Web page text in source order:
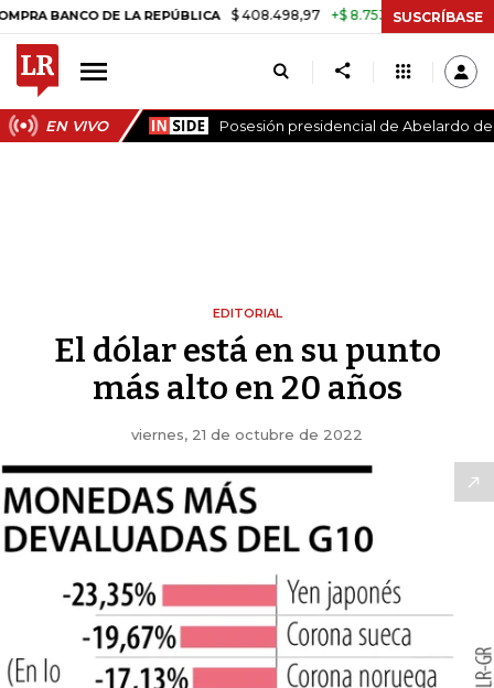
DE LA REPÚBLICA $ 408.498,97 +$ 8.753,81 +2,19% TASA
SUSCRÍBASE
EN VIVO Posesión presidencial de Abelardo de
EDITORIAL
El dólar está en su punto
más alto en 20 años
viernes, 21 de octubre de 2022